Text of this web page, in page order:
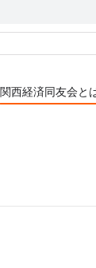
関西経済同友会と